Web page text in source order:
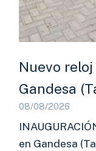
Nuevo
Gandesa
08/08/2026
en Gandesa